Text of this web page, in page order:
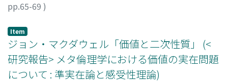
pp.65-69 )
Item
ジョン・マクダウェル「価値と二次性質」 (<
研究報告> メタ倫理学における価値の実在問題
について : 準実在論と感受性理論)